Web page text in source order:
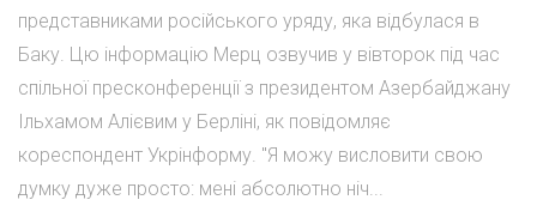
представниками російського уряду, яка відбулася в
Баку. Цю інформацію Мерц озвучив у вівторок під час
спільної пресконференції з президентом Азербайджану
Ільхамом Алієвим у Берліні, як повідомляє
кореспондент Укрінформу. "Я можу висловити свою
думку дуже просто: мені абсолютно ніч...